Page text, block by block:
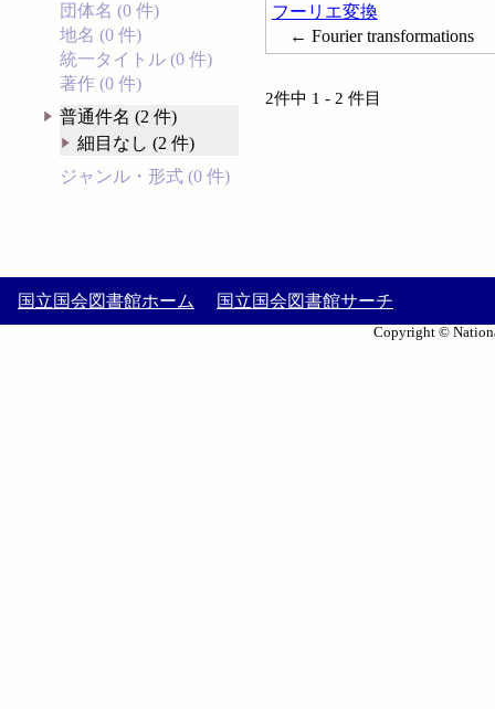
団体名 (0 件)
地名 (0 件)
統一タイトル (0 件)
著作 (0 件)
普通件名 (2 件)
細目なし (2 件)
ジャンル・形式 (0 件)
フーリエ変換
← Fourier transformations
2件中 1 - 2 件目
国立国会図書館ホーム 国立国会図書館サーチ
Copyright ©